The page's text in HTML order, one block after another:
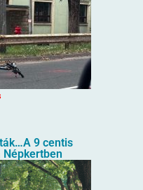
9 centis
Népkertben